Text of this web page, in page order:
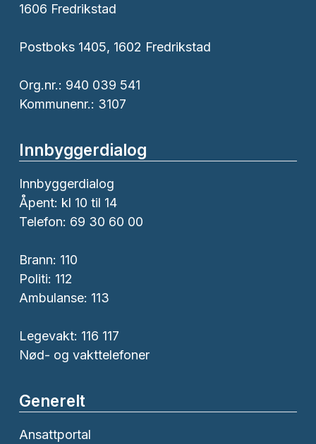
1606 Fredrikstad
Postboks 1405, 1602 Fredrikstad
Org.nr.: 940 039 541
Kommunenr.: 3107
Innbyggerdialog
Innbyggerdialog
Åpent: kl 10 til 14
Telefon: 69 30 60 00
Brann: 110
Politi: 112
Ambulanse: 113
Legevakt: 116 117
Nød- og vakttelefoner
Generelt
Ansattportal